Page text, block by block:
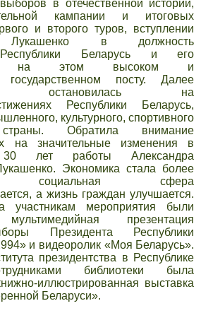
в отечественной истории,
кампании и итоговых
и второго туров, вступлении
Лукашенко в должность
Беларусь и его
на этом высоком и
государственном посту. Далее
остановилась на
Республики Беларусь,
культурного, спортивного
Обратила внимание
на значительные изменения в
лет работы Александра
Экономика стала более
социальная сфера
а жизнь граждан улучшается.
участникам мероприятия были
презентация
Президента Республики
и видеоролик «Моя Беларусь».
президентства в Республике
библиотеки была
иллюстрированная выставка
Беларуси».